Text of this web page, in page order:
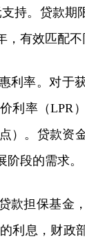
持。贷款期
有效匹配不
利率。对于
利率（LPR
）。贷款资
段的需求。
款担保基金
利息，财政